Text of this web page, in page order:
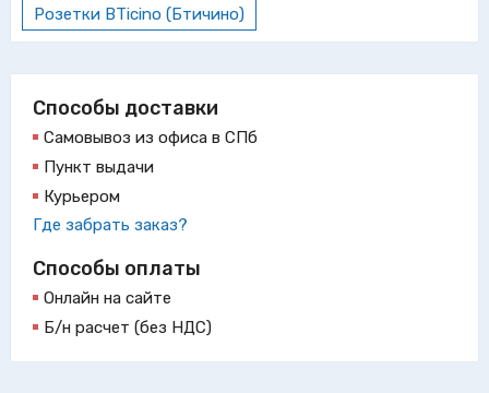
Розетки BTicino (Бтичино)
Способы доставки
Самовывоз из офиса в СПб
Пункт выдачи
Курьером
Где забрать заказ?
Способы оплаты
Онлайн на сайте
Б/н расчет (без НДС)